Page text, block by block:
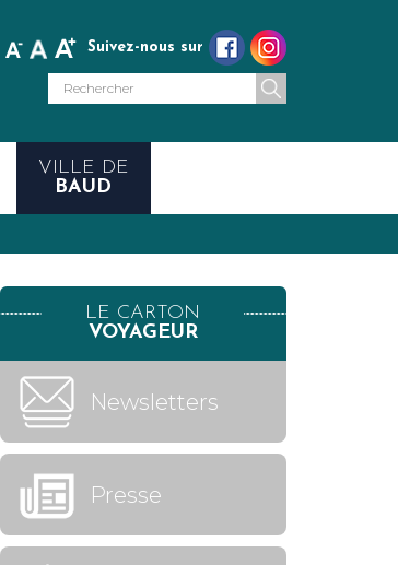
Suivez-nous sur
VILLE DE
BAUD
LE CARTON
VOYAGEUR
Newsletters
Presse